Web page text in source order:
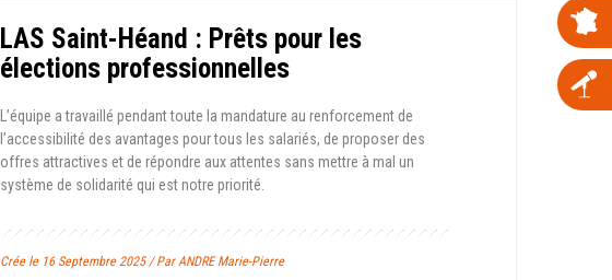
LAS Saint-Héand : Prêts pour les
élections professionnelles
L’équipe a travaillé pendant toute la mandature au renforcement de
l’accessibilité des avantages pour tous les salariés, de proposer des
offres attractives et de répondre aux attentes sans mettre à mal un
système de solidarité qui est notre priorité.
Crée le 16 Septembre 2025 / Par ANDRE Marie-Pierre